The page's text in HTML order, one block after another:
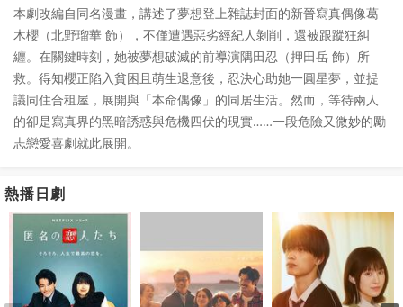
本劇改編自同名漫畫，講述了夢想登上雜誌封面的新晉寫真偶像葛
木櫻（北野瑠華 飾），不僅遭遇惡劣經紀人剝削，還被跟蹤狂糾
纏。在關鍵時刻，她被夢想破滅的前導演隅田忍（押田岳 飾）所
救。得知櫻正陷入貧困且萌生退意後，忍決心助她一圓星夢，並提
議同住合租屋，展開與「本命偶像」的同居生活。然而，等待兩人
的卻是寫真界的黑暗誘惑與危機四伏的現實……一段危險又微妙的勵
志戀愛喜劇就此展開。
熱播日劇